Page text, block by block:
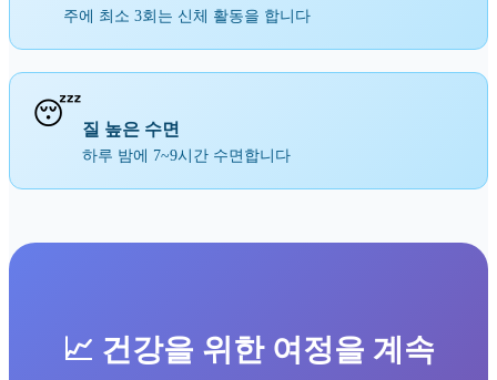
주에 최소 3회는 신체 활동을 합니다
😴질 높은 수면
하루 밤에 7~9시간 수면합니다
📈 건강을 위한 여정을 계속